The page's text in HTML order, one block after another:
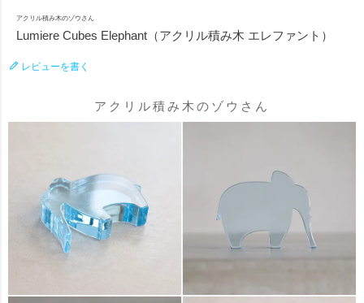
アクリル積み木のゾウさん
Lumiere Cubes Elephant（アクリル積み木 エレファント）
レビューを書く
アクリル積み木のゾウさん